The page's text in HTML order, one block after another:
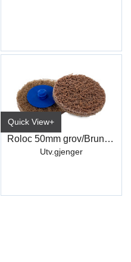
Quick View+
Roloc 50mm grov/Brun (WCD340)
Utv.gjenger